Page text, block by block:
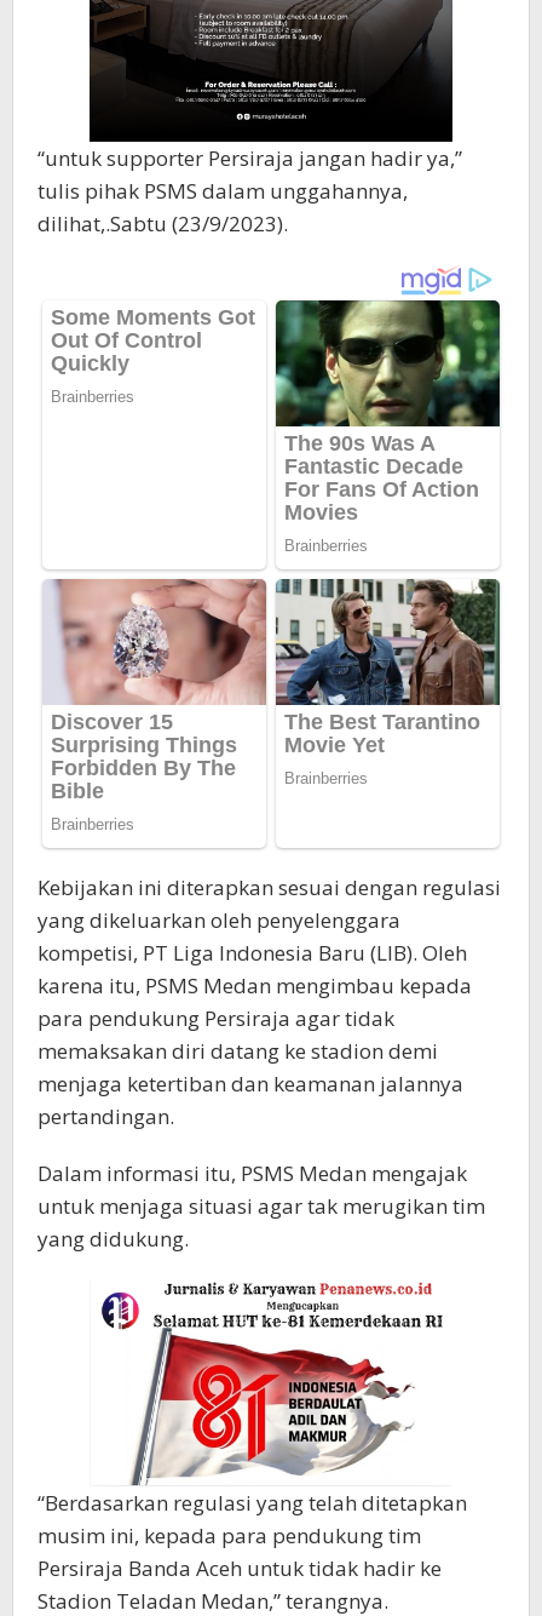
“untuk supporter Persiraja jangan hadir ya,”
tulis pihak PSMS dalam unggahannya,
dilihat,.Sabtu (23/9/2023).
Kebijakan ini diterapkan sesuai dengan regulasi
yang dikeluarkan oleh penyelenggara
kompetisi, PT Liga Indonesia Baru (LIB). Oleh
karena itu, PSMS Medan mengimbau kepada
para pendukung Persiraja agar tidak
memaksakan diri datang ke stadion demi
menjaga ketertiban dan keamanan jalannya
pertandingan.
Dalam informasi itu, PSMS Medan mengajak
untuk menjaga situasi agar tak merugikan tim
yang didukung.
“Berdasarkan regulasi yang telah ditetapkan
musim ini, kepada para pendukung tim
Persiraja Banda Aceh untuk tidak hadir ke
Stadion Teladan Medan,” terangnya.